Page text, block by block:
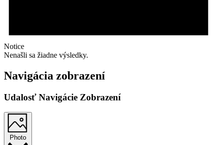
Notice
Nenašli sa žiadne výsledky.
Navigácia zobrazení
Udalosť Navigácie Zobrazení
Photo